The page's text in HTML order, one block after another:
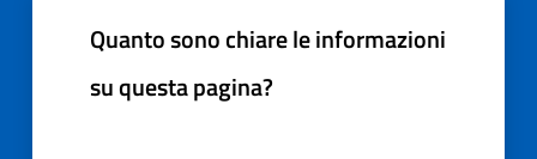
Quanto sono chiare le informazioni
su questa pagina?